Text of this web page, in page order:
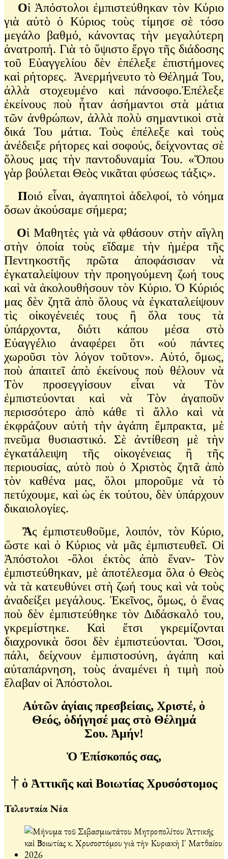
Οἱ Ἀπόστολοι ἐμπιστεύθηκαν τὸν Κύριο
γιὰ αὐτὸ ὁ Κύριος τοὺς τίμησε σὲ τόσο
μεγάλο βαθμό, κάνοντας τὴν μεγαλύτερη
ἀνατροπή. Γιὰ τὸ ὕψιστο ἔργο τῆς διάδοσης
τοῦ Εὐαγγελίου δὲν ἐπέλεξε ἐπιστήμονες
καὶ ρήτορες. Ἀνερμήνευτο τὸ Θέλημά Του,
ἀλλὰ στοχευμένο καὶ πάνσοφο.Ἐπέλεξε
ἐκείνους ποὺ ἦταν ἀσήμαντοι στὰ μάτια
τῶν ἀνθρώπων, ἀλλὰ πολὺ σημαντικοὶ στὰ
δικά Του μάτια. Τοὺς ἐπέλεξε καὶ τοὺς
ἀνέδειξε ρήτορες καὶ σοφούς, δείχνοντας σὲ
ὅλους μας τὴν παντοδυναμία Του. «Ὅπου
γὰρ βούλεται Θεὸς νικᾶται φύσεως τάξις».
Ποιό εἶναι, ἀγαπητοὶ ἀδελφοί, τὸ νόημα
ὅσων ἀκούσαμε σήμερα;
Οἱ Μαθητὲς γιὰ νὰ φθάσουν στὴν αἴγλη
στὴν ὁποία τοὺς εἴδαμε τὴν ἡμέρα τῆς
Πεντηκοστῆς πρῶτα ἀποφάσισαν νὰ
ἐγκαταλείψουν τὴν προηγούμενη ζωή τους
καὶ νὰ ἀκολουθήσουν τὸν Κύριο. Ὁ Κύριός
μας δὲν ζητᾶ ἀπὸ ὅλους νὰ ἐγκαταλείψουν
τὶς οἰκογένειές τους ἢ ὅλα τους τὰ
ὑπάρχοντα, διότι κάπου μέσα στὸ
Εὐαγγέλιο ἀναφέρει ὅτι «οὐ πάντες
χωροῦσι τὸν λόγον τοῦτον». Αὐτό, ὅμως,
ποὺ ἀπαιτεῖ ἀπὸ ἐκείνους ποὺ θέλουν νὰ
Τὸν προσεγγίσουν εἶναι νὰ Τὸν
ἐμπιστεύονται καὶ νὰ Τὸν ἀγαποῦν
περισσότερο ἀπὸ κάθε τὶ ἄλλο καὶ νὰ
ἐκφράζουν αὐτὴ τὴν ἀγάπη ἔμπρακτα, μὲ
πνεῦμα θυσιαστικό. Σὲ ἀντίθεση μὲ τὴν
ἐγκατάλειψη τῆς οἰκογένειας ἢ τῆς
περιουσίας, αὐτὸ ποὺ ὁ Χριστὸς ζητᾶ ἀπὸ
τὸν καθένα μας, ὅλοι μποροῦμε νὰ τὸ
πετύχουμε, καὶ ὡς ἐκ τούτου, δὲν ὑπάρχουν
δικαιολογίες.
Ἂς ἐμπιστευθοῦμε, λοιπόν, τὸν Κύριο,
ὥστε καὶ ὁ Κύριος νὰ μᾶς ἐμπιστευθεῖ. Οἱ
Ἀπόστολοι -ὅλοι ἐκτὸς ἀπὸ ἕναν- Τὸν
ἐμπιστεύθηκαν, μὲ ἀποτέλεσμα ὅλα ὁ Θεὸς
νὰ τὰ κατευθύνει στὴ ζωή τους καὶ νὰ τοὺς
ἀναδείξει μεγάλους. Ἐκεῖνος, ὅμως, ὁ ἕνας
ποὺ δὲν ἐμπιστεύθηκε τὸν Διδάσκαλό του,
γκρεμίστηκε. Καὶ ἔτσι γκρεμίζονται
διαχρονικὰ ὅσοι δὲν ἐμπιστεύονται. Ὅσοι,
πάλι, δείχνουν ἐμπιστοσύνη, ἀγάπη καὶ
αὐταπάρνηση, τοὺς ἀναμένει ἡ τιμὴ ποὺ
ἔλαβαν οἱ Ἀπόστολοι.
Αὐτῶν ἁγίαις πρεσβείαις, Χριστέ, ὁ
Θεός, ὁδήγησέ μας στὸ Θέλημά
Σου. Ἀμήν!
Ὁ Ἐπίσκοπός σας,
† ὁ Ἀττικῆς καὶ Βοιωτίας Χρυσόστομος
Τελευταία Νέα